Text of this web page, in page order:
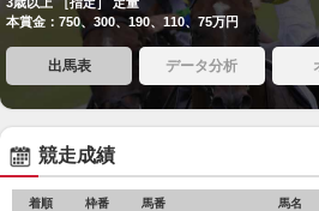
本賞金：750、300、190、110、75万円
出馬表 データ分析
競走成績
着順 枠番 馬番 馬名